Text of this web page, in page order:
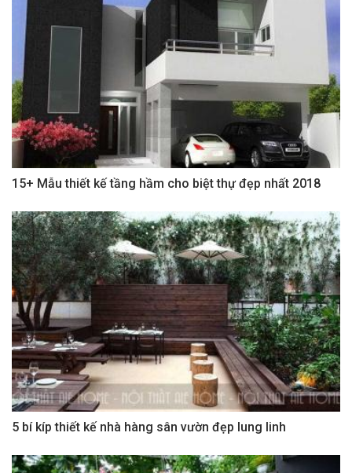
15+ Mẫu thiết kế tầng hầm cho biệt thự đẹp nhất 2018
5 bí kíp thiết kế nhà hàng sân vườn đẹp lung linh